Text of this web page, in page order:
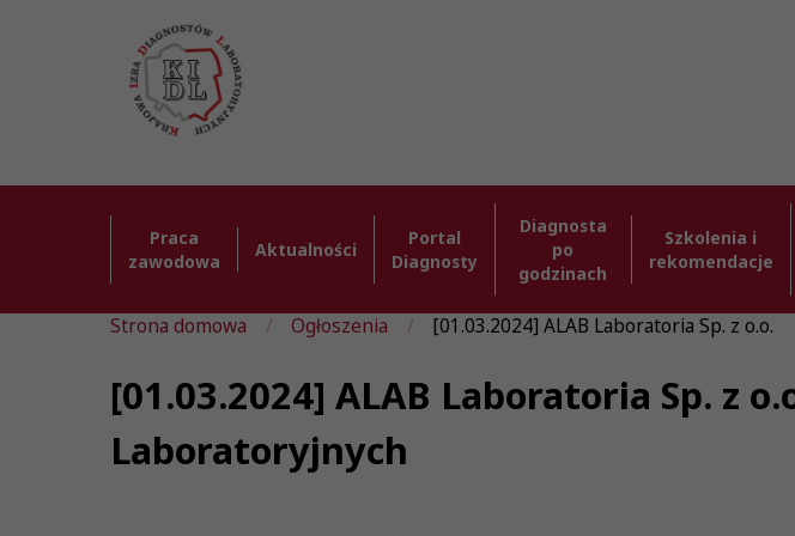
Praca
zawodowa
Aktualności
Portal
Diagnosty
Diagnosta
po
godzinach
Szkolenia i
rekomendacje
Strona domowa Ogłoszenia [01.03.2024] ALAB Laboratoria Sp. z o.o.
[01.03.2024] ALAB Laboratoria Sp. z
Laboratoryjnych